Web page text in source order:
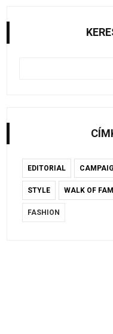
EDITORIAL
STYLE WALK OF
FASHION